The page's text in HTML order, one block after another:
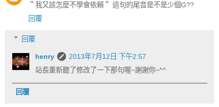
＂我又該怎麼不學會依賴＂ 這句的尾音是不是少個G??
回覆
回覆
henry
2013年7月12日 下午2:57
站長重新聽了修改了一下那句喔~謝謝你~^^
回覆